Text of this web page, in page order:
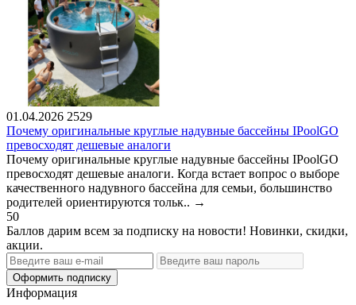
01.04.2026 2529
Почему оригинальные круглые надувные бассейны IPoolGO
превосходят дешевые аналоги
Почему оригинальные круглые надувные бассейны IPoolGO
превосходят дешевые аналоги. Когда встает вопрос о выборе
качественного надувного бассейна для семьи, большинство
родителей ориентируются тольк.. →
50
Баллов дарим всем за подписку на новости! Новинки, скидки,
акции.
Оформить подписку
Информация